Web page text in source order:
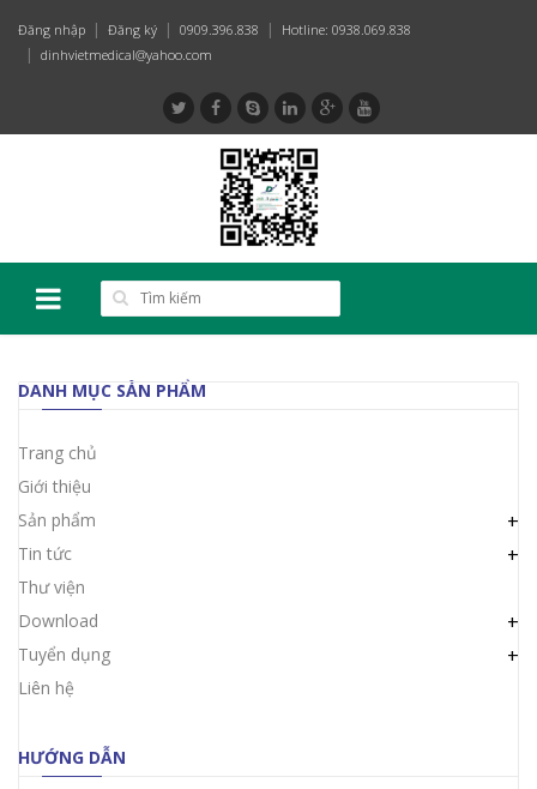
Đăng nhập Đăng ký 0909.396.838
Hotline: 0938.069.838
dinhvietmedical@yahoo.com
DANH MỤC SẢN PHẨM
Trang chủ
Giới thiệu
Sản phẩm
+
Tin tức +
Thư viện
Download
+
Tuyển dụng +
Liên hệ
HƯỚNG DẪN